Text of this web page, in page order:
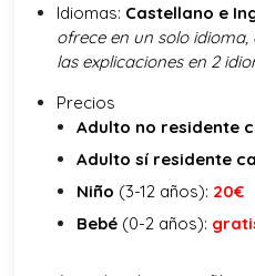
Idiomas: Castellano e
ofrece en un solo idioma,
las explicaciones en 2
Precios
Adulto no residente
Adulto sí residente
Niño (3-12 años): 20€
Bebé (0-2 años):